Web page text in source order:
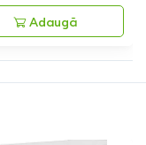
Adaugă